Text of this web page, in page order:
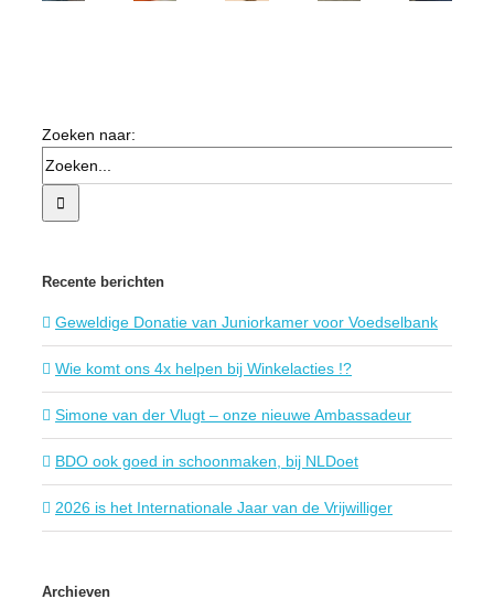
Zoeken naar:
Recente berichten
Geweldige Donatie van Juniorkamer voor Voedselbank
Wie komt ons 4x helpen bij Winkelacties !?
Simone van der Vlugt – onze nieuwe Ambassadeur
BDO ook goed in schoonmaken, bij NLDoet
2026 is het Internationale Jaar van de Vrijwilliger
Archieven